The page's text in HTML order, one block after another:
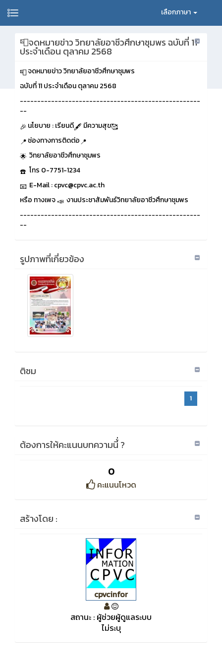
เลือกภาษา
📮จดหมายข่าว วิทยาลัยอาชีวศึกษาชุมพร ฉบับที่ 11
ประจำเดือน ตุลาคม 2568
จดหมายข่าว วิทยาลัยอาชีวศึกษาชุมพร
ฉบับที่ 11 ประจำเดือน ตุลาคม 2568
----------------------------------------------------
--
นโยบาย : เรียนดี
มีความสุข
ช่องทางการติดต่อ
วิทยาลัยอาชีวศึกษาชุมพร
โทร 0-7751-1234
E-Mail : cpvc@cpvc.ac.th
หรือ ทางเพจ
งานประชาสัมพันธ์วิทยาลัยอาชีวศึกษาชุมพร
----------------------------------------------------
--
รูปภาพที่เกี่ยวข้อง
ติชม
1
ต้องการให้คะแนนบทความนี้่ ?
0
คะแนนโหวด
สร้างโดย :
cpvcinfor
สถานะ : ผู้ช่วยผู้ดูแลระบบ
ไม่ระบุ